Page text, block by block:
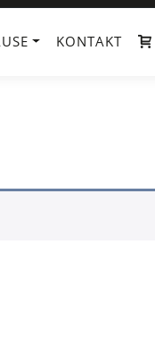
KONTAKT